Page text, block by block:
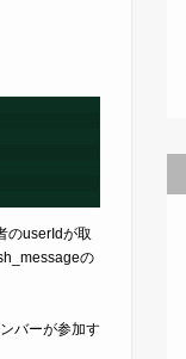
のuserIdが取
の
バーが参加す